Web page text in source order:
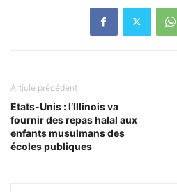
Article précédent
Etats-Unis : l’Illinois va
fournir des repas halal aux
enfants musulmans des
écoles publiques